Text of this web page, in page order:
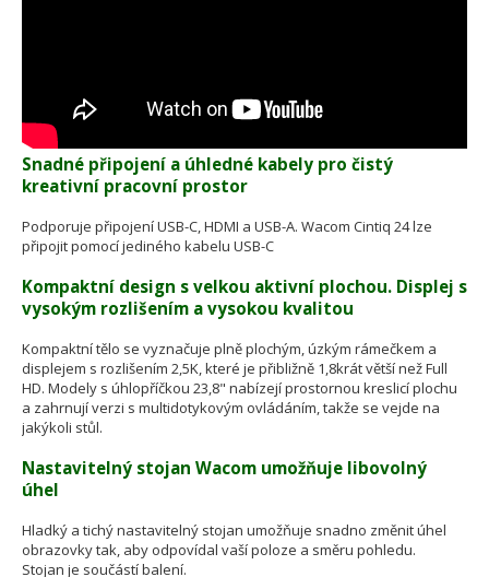
Snadné připojení a úhledné kabely pro čistý
kreativní pracovní prostor
Podporuje připojení USB-C, HDMI a USB-A. Wacom Cintiq 24 lze
připojit pomocí jediného kabelu USB-C
Kompaktní design s velkou aktivní plochou. Displej s
vysokým rozlišením a vysokou kvalitou
Kompaktní tělo se vyznačuje plně plochým, úzkým rámečkem a
displejem s rozlišením 2,5K, které je přibližně 1,8krát větší než Full
HD. Modely s úhlopříčkou 23,8" nabízejí prostornou kreslicí plochu
a zahrnují verzi s multidotykovým ovládáním, takže se vejde na
jakýkoli stůl.
Nastavitelný stojan Wacom umožňuje libovolný
úhel
Hladký a tichý nastavitelný stojan umožňuje snadno změnit úhel
obrazovky tak, aby odpovídal vaší poloze a směru pohledu.
Stojan je součástí balení.